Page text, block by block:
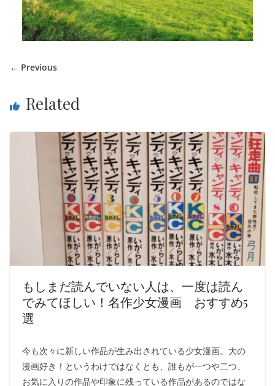
← Previous
Related
もしまだ読んでいない人は、一度は読ん
でみてほしい！名作少女漫画 おすすめ5
選
今も次々に新しい作品が生み出されている少女漫画。大の
漫画好き！というわけではなくとも、誰もが一つや二つ、
お気に入りの作品や印象に残っている作品があるのではな